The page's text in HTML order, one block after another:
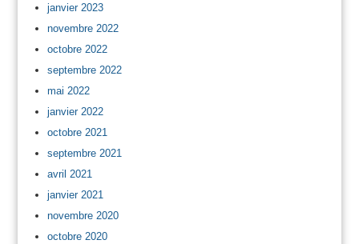
janvier 2023
novembre 2022
octobre 2022
septembre 2022
mai 2022
janvier 2022
octobre 2021
septembre 2021
avril 2021
janvier 2021
novembre 2020
octobre 2020